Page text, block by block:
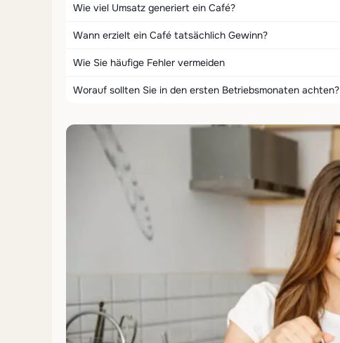
Wie viel Umsatz generiert ein Café?
Wann erzielt ein Café tatsächlich Gewinn?
Wie Sie häufige Fehler vermeiden
Worauf sollten Sie in den ersten Betriebsmonaten achten?